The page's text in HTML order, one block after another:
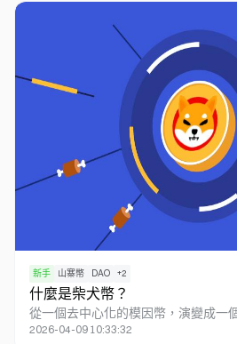
0
新手 山寨幣 DAO +2
什麼是柴犬幣？
從一個去中心化的模因幣，演變成一
2026-04-09 10:33:32